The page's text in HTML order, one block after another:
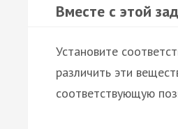
Вместе с этой
Установите
различить эти
соответствующую